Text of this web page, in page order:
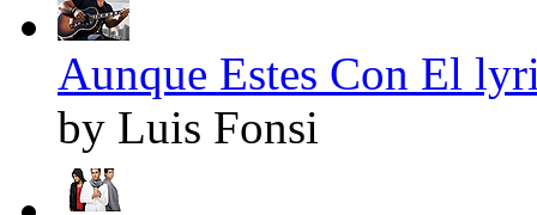
Aunque Estes Con El
by Luis Fonsi